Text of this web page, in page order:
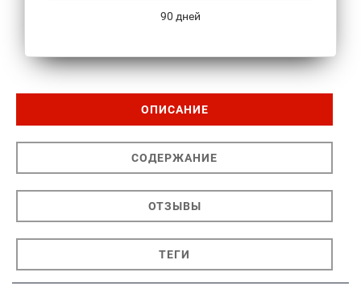
90 дней
ОПИСАНИЕ
СОДЕРЖАНИЕ
ОТЗЫВЫ
ТЕГИ